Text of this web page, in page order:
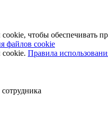
чтобы обеспечивать
файлов cookie
Правила